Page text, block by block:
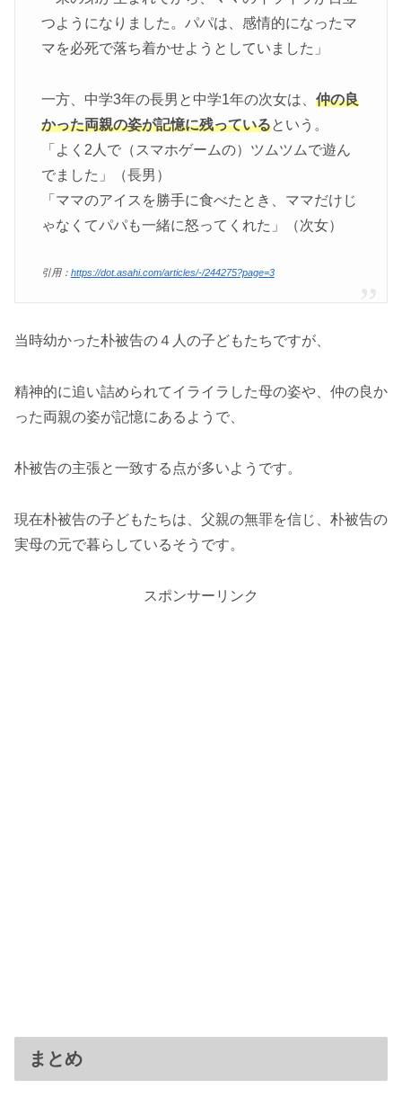
つようになりました。パパは、感情的になったマ
マを必死で落ち着かせようとしていました」
一方、中学3年の長男と中学1年の次女は、 仲の良
かった両親の姿が記憶に残っているという。
「よく2人で（スマホゲームの）ツムツムで遊ん
でました」（長男）
「ママのアイスを勝手に食べたとき、ママだけじ
ゃなくてパパも一緒に怒ってくれた」（次女）
引用： https://dot.asahi.com/articles/-/244275?page=3
当時幼かった朴被告の４人の子どもたちですが、
精神的に追い詰められてイライラした母の姿や、仲の良か
った両親の姿が記憶にあるようで、
朴被告の主張と一致する点が多いようです。
現在朴被告の子どもたちは、父親の無罪を信じ、朴被告の
実母の元で暮らしているそうです。
スポンサーリンク
まとめ